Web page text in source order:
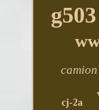
g503
camion
cj-2a